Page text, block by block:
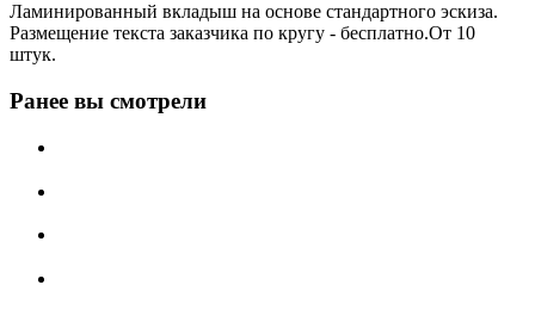
Ламинированный вкладыш на основе стандартного эскиза.
Размещение текста заказчика по кругу - бесплатно.От 10
штук.
Ранее вы смотрели